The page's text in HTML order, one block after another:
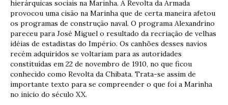
hierárquicas sociais na Marinha. A Revolta da Armada
provocou uma cisão na Marinha que de certa maneira afetou
os programas de construção naval. O programa Alexandrino
pareceu para José Miguel o resultado da recriação de velhas
idéias de estadistas do Império. Os canhões desses navios
recém adquiridos se voltariam para as autoridades
constituídas em 22 de novembro de 1910, no que ficou
conhecido como Revolta da Chibata. Trata-se assim de
importante texto para se compreender o que foi a Marinha
no início do século XX.